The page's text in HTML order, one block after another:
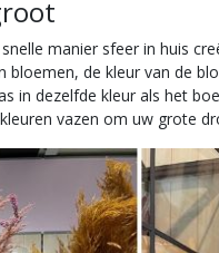
manier sfeer in huis
bloemen, de kleur van de
in dezelfde kleur als het
vazen om uw grote